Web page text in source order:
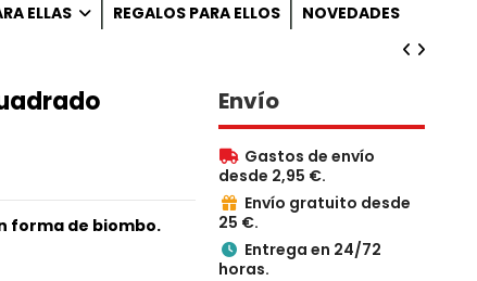
ELLAS REGALOS PARA ELLOS NOVEDADES
forma de biombo.
Envío
 Gastos de envío
desde 2,95 €.
 Envío gratuito desde
25 €.
 Entrega en 24/72
horas.